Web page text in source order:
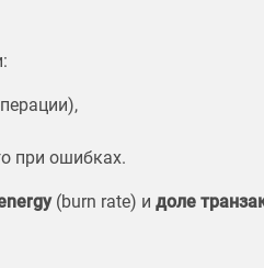
при ошибках.
(burn rate) и доле